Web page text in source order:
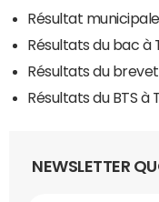
Résultat
Résultats du bac à
Résultats du
Résultats du BTS à
NEWSLETTER